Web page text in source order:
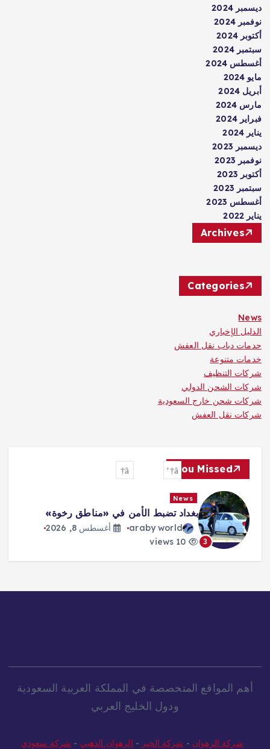
ديسمبر 2024
نوفمبر 2024
أكتوبر 2024
سبتمبر 2024
أغسطس 2024
مايو 2024
أبريل 2024
مارس 2024
فبراير 2024
يناير 2024
ديسمبر 2023
نوفمبر 2023
أكتوبر 2023
سبتمبر 2023
أغسطس 2023
يناير 2022
Archives
Categories
News
الدليل الإخباري
حدمات دباب نقل العفش
خدمات متنوعة
شركات التنظيف
شركات الشحن الدولي
شركات شحن خارج السعودية
شركات نقل العفش
You Missed
3
News
بغداد تضبط الأمن في «مناطق رخوة»
araby world
أغسطس 8, 2026
أهم المواقع المتخصصة في المملكة العربية السعودية
ودول الخليج العربي
شركة الرهوان - شركة الخير - الرهوان الذهبي - شركة سعودي